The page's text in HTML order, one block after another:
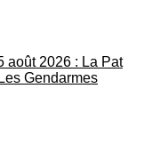
août 2026 : La Pat
Gendarmes